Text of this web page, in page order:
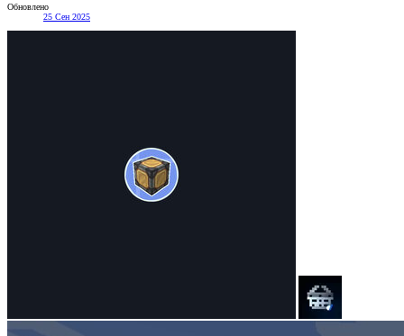
Обновлено
25 Сен 2025